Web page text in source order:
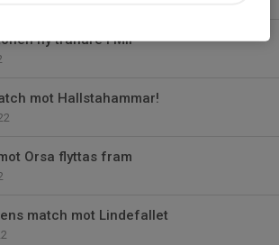
ny tränare i MIF
mot Hallstahammar!
Orsa flyttas fram
match mot Lindefallet